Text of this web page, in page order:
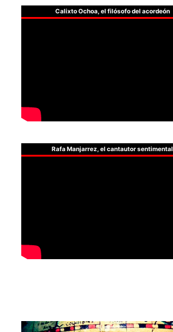
Calixto Ochoa, el filósofo del acordeón
Rafa Manjarrez, el cantautor sentimental